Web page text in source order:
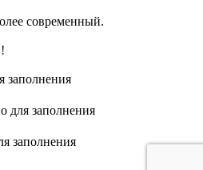
современный.
заполнения
для заполнения
заполнения